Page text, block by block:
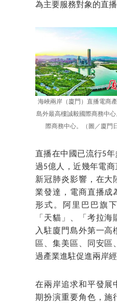
為主要服務對象的直播
海峽兩岸（廈門）直播電商
島外最高樓誠毅國際商務中
際商務中心。（圖／廈門
直播在中國已流行5
過5億人，近幾年電
新冠肺炎影響，在大
業發達，電商直播成
形式。阿里巴巴旗
「天貓」、「考拉
入駐廈門島外第一高
區、集美區、同安區
過產業進駐促進兩岸經
在兩岸追求和平發展
期扮演重要角色，施